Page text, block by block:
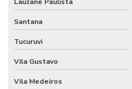
Preço do tecido veludo
Preço do veludo por metro
Santana
Tucuruvi
Vila Gustavo
Vila Medeiros